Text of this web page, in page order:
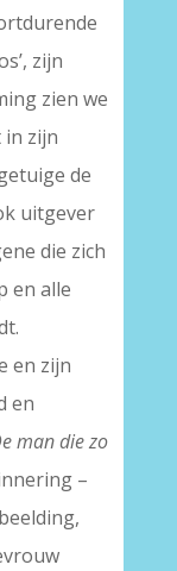
zijn
zien we
zijn
de
uitgever
die zich
en alle
en zijn
en
man die zo
–